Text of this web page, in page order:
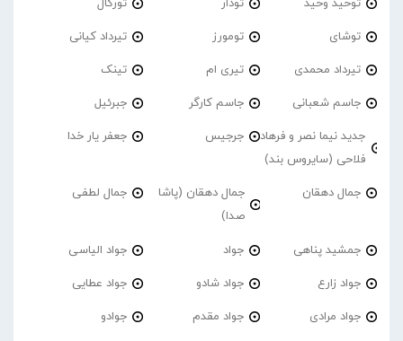
توشای تومورز تیرداد کیانی
تیرداد محمدی تیری ام تینک
جاسم شعبانی جاسم کارگر جبرئیل
جدید نیما نصر و فرهاد
فلاحی (سایروس بند)
جرجیس جعفر یار خدا
جمال دهقان
جمال دهقان (پاشا
صدا)
جمال لطفی
جمشید پناهی جواد جواد الیاسی
جواد زارع جواد شادو جواد عطایی
جواد مرادی جواد مقدم جوادو